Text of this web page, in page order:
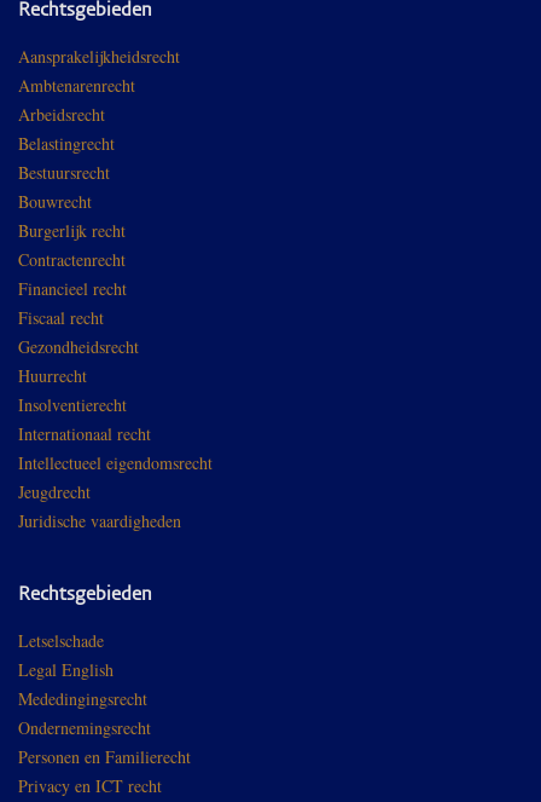
Rechtsgebieden
Aansprakelijkheidsrecht
Ambtenarenrecht
Arbeidsrecht
Belastingrecht
Bestuursrecht
Bouwrecht
Burgerlijk recht
Contractenrecht
Financieel recht
Fiscaal recht
Gezondheidsrecht
Huurrecht
Insolventierecht
Internationaal recht
Intellectueel eigendomsrecht
Jeugdrecht
Juridische vaardigheden
Rechtsgebieden
Letselschade
Legal English
Mededingingsrecht
Ondernemingsrecht
Personen en Familierecht
Privacy en ICT recht